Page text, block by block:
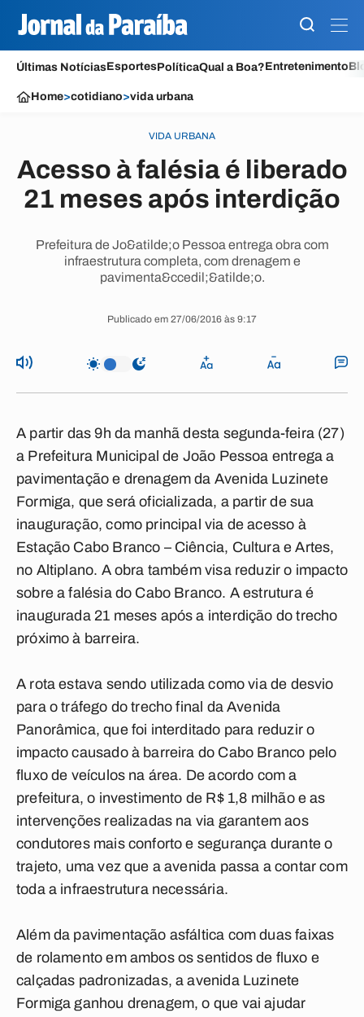
Últimas NotíciasEsportesPolíticaQual a Boa?Entretenimento
Home>cotidiano>vida urbana
VIDA URBANA
Acesso à falésia é liberado
21 meses após interdição
Prefeitura de Jo&atilde;o Pessoa entrega obra com
infraestrutura completa, com drenagem e
pavimenta&ccedil;&atilde;o.
Publicado em 27/06/2016 às 9:17
A partir das 9h da manhã desta segunda-feira (27)
a Prefeitura Municipal de João Pessoa entrega a
pavimentação e drenagem da Avenida Luzinete
Formiga, que será oficializada, a partir de sua
inauguração, como principal via de acesso à
Estação Cabo Branco – Ciência, Cultura e Artes,
no Altiplano. A obra também visa reduzir o impacto
sobre a falésia do Cabo Branco. A estrutura é
inaugurada 21 meses após a interdição do trecho
próximo à barreira.
A rota estava sendo utilizada como via de desvio
para o tráfego do trecho final da Avenida
Panorâmica, que foi interditado para reduzir o
impacto causado à barreira do Cabo Branco pelo
fluxo de veículos na área. De acordo com a
prefeitura, o investimento de R$ 1,8 milhão e as
intervenções realizadas na via garantem aos
condutores mais conforto e segurança durante o
trajeto, uma vez que a avenida passa a contar com
toda a infraestrutura necessária.
Além da pavimentação asfáltica com duas faixas
de rolamento em ambos os sentidos de fluxo e
calçadas padronizadas, a avenida Luzinete
Formiga ganhou drenagem, o que vai ajudar